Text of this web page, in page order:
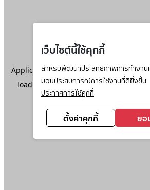
เว็บไซต์นี้ใช้คุกกี้
สำหรับพัฒนาประสิทธิภาพการทำงานเ
มอบประสบการณ์การใช้งานที่ดียิ่งขึ้น
ประกาศการใช้คุกกี้
ตั้งค่าคุกกี้ ยอ
Application error: aclient-side
loadingwww.ktc.co.th(see the
information).